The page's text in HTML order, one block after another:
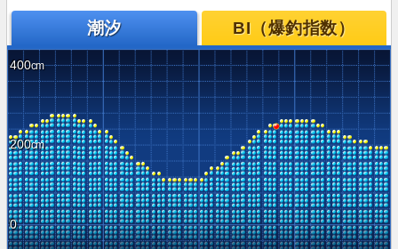
潮汐 BI（爆釣指数）
400
200
0